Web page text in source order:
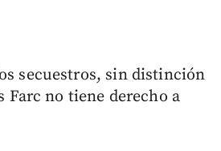
secuestros, sin distinción
Farc no tiene derecho a